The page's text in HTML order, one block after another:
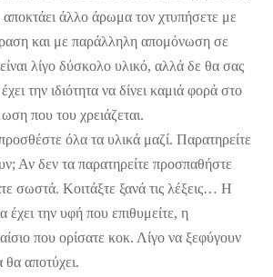
άλλο άρωμα τον χτυπήσετε με
και με παράλληλη απομόνωση σε
λίγο δύσκολο υλικό, αλλά δε θα σας
την ιδιότητα να δίνει καμιά φορά στο
που του χρειάζεται.
όλα τα υλικά μαζί. Παρατηρείτε
Αν δεν τα παρατηρείτε προσπαθήστε
σωστά. Κοιτάξτε ξανά τις λέξεις… Η
έχει την υφή που επιθυμείτε, η
που ορίσατε κοκ. Λίγο να ξεφύγουν
θα αποτύχει.